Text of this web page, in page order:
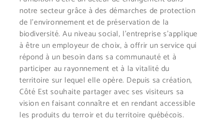
notre secteur grâce à des démarches de protection
de l’environnement et de préservation de la
biodiversité. Au niveau social, l’entreprise s’applique
à être un employeur de choix, à offrir un service qui
répond à un besoin dans sa communauté et à
participer au rayonnement et à la vitalité du
territoire sur lequel elle opère. Depuis sa création,
Côté Est souhaite partager avec ses visiteurs sa
vision en faisant connaître et en rendant accessible
les produits du terroir et du territoire québécois.